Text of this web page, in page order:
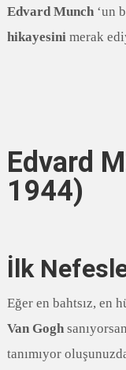
Edvard Munch‘un
hikayesini merak
Edvard
1944)
İlk
Eğer en bahtsız, en
Van Gogh
tanımıyor